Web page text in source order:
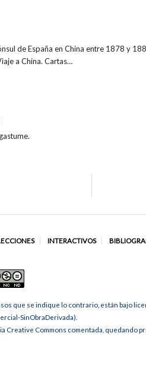
de España en China entre 1878 y
a China. Cartas…
INTERACTIVOS
que se indique lo contrario, están bajo
SinObraDerivada).
Creative Commons comentada, quedando